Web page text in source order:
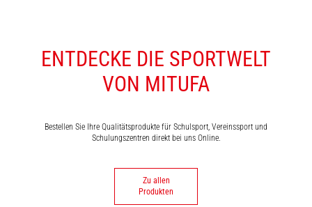
ENTDECKE DIE SPORTWELT
VON MITUFA
Bestellen Sie Ihre Qualitätsprodukte für Schulsport, Vereinssport und
Schulungszentren direkt bei uns Online.
Zu allen
Produkten